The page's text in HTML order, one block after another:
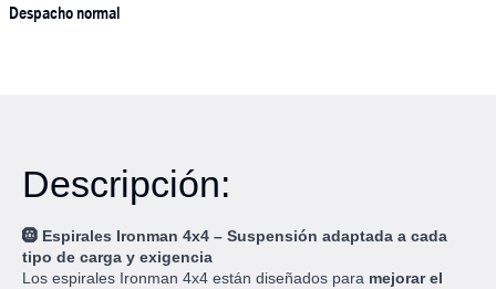
Despacho normal
Descripción:
🛞 Espirales Ironman 4x4 – Suspensión adaptada a cada
tipo de carga y exigencia
Los espirales Ironman 4x4 están diseñados para mejorar el